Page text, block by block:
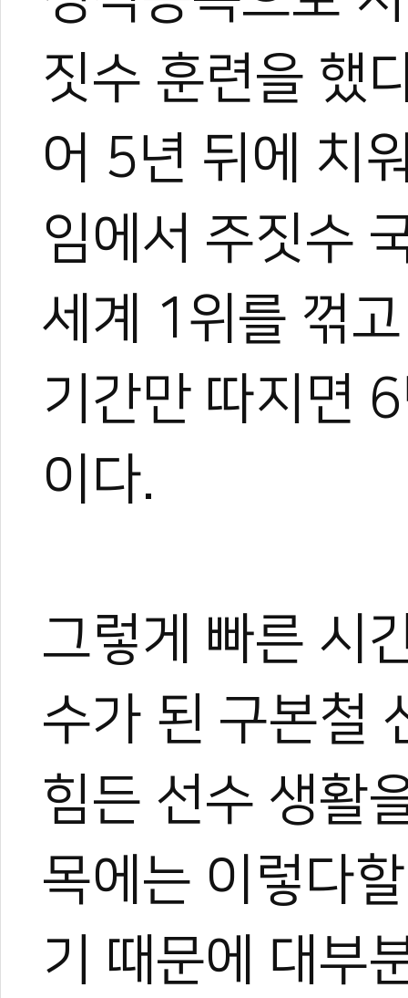
짓수 훈련을 했
어 5년 뒤에 치
임에서 주짓수
세계 1위를 꺾
기간만 따지면
이다.
그렇게 빠른 시
수가 된 구본철
힘든 선수 생활
목에는 이렇다
기 때문에 대부